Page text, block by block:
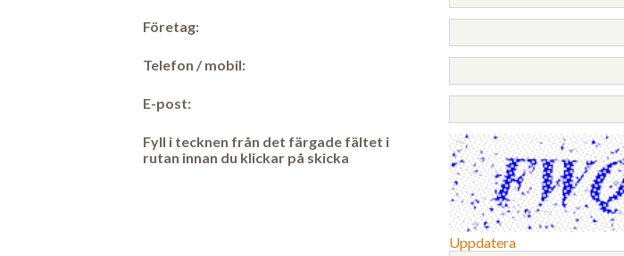
Företag:
Telefon / mobil:
E-post:
Fyll i tecknen från det färgade fältet i
rutan innan du klickar på skicka
Uppdatera